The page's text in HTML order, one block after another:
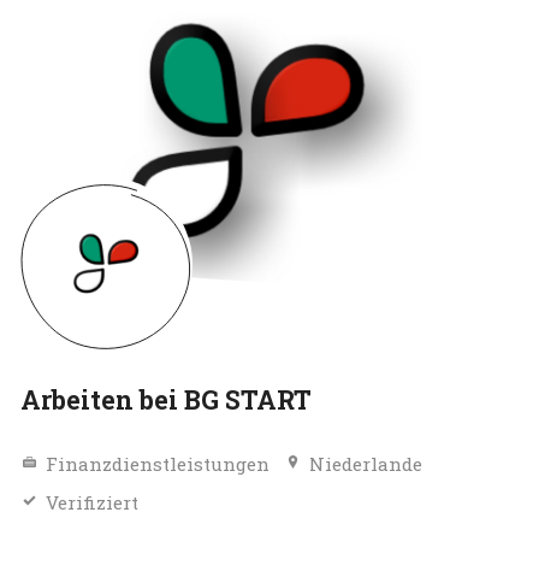
Arbeiten bei BG START
Finanzdienstleistungen
Niederlande
Verifiziert